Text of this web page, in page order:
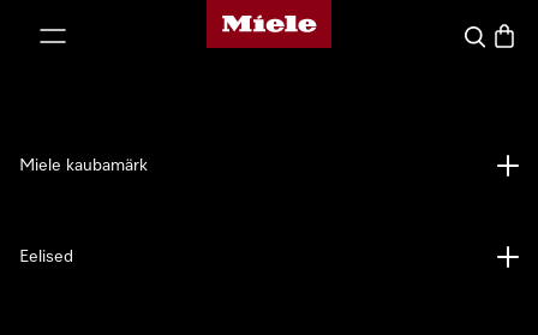
Miele avaleht
Search
Miele kaubamärk
Eelised